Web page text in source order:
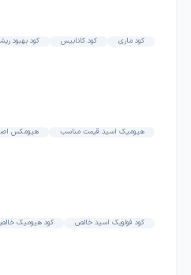
کود ماری کود کانابیس کود بهبود
هیومیک اسید قیمت مناسب هیومکس
کود فولویک اسید خالص کود هیومیک